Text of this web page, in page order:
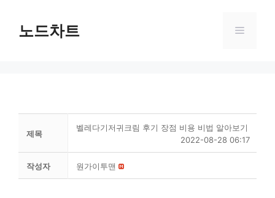
content노드차트 Menu
제목
벨레다기저귀크림 후기 장점 비용 비법 알아보기
2022-08-28 06:17
작성자 원가이투맨